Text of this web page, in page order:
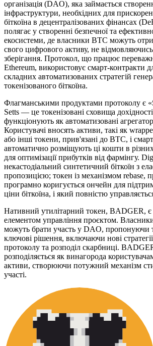
організація (DAO), яка займається
інфраструктури, необхідних для
біткоїна в децентралізованих фінансах
полягає у створенні безпечної та
екосистеми, де власники BTC можуть
свого цифрового активу, не
зберігання. Протокол, що працює
Ethereum, використовує смарт-контракти
складних автоматизованих стратегій
токенізованого біткоїна.
Флагманськими продуктами протоколу є
Setts — це токенізовані сховища
функціонують як автоматизовані
Користувачі вносять активи, такі як
або інші токени, прив'язані до BTC, і
автоматично розміщують ці кошти в
для оптимізації прибутків від фармінгу.
некастодіальний синтетичний біткоїн з
пропозицією; токен із механізмом rebase,
програмно коригується ончейн для
ціни біткоїна, і який повністю
Нативний утилітарний токен, BADGER,
елементом управління проєктом.
можуть брати участь у DAO, пропонуючи
ключові рішення, включаючи нові
протоколу та розподіл скарбниці.
розподіляється як винагорода
активи, створюючи потужний механізм
участі.